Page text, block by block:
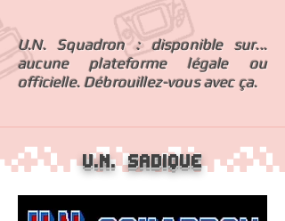
U.N. Squadron : disponible sur...
aucune plateforme légale ou
officielle. Débrouillez-vous avec ça.
U.N. Sadique